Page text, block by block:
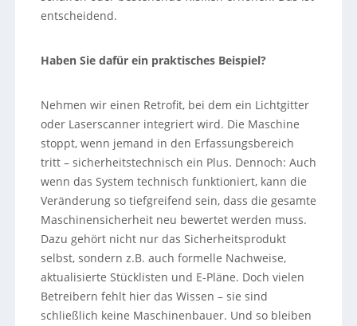
entscheidend.
Haben Sie dafür ein praktisches Beispiel?
Nehmen wir einen Retrofit, bei dem ein Lichtgitter
oder Laserscanner integriert wird. Die Maschine
stoppt, wenn jemand in den Erfassungsbereich
tritt – sicherheitstechnisch ein Plus. Dennoch: Auch
wenn das System technisch funktioniert, kann die
Veränderung so tiefgreifend sein, dass die gesamte
Maschinensicherheit neu bewertet werden muss.
Dazu gehört nicht nur das Sicherheitsprodukt
selbst, sondern z.B. auch formelle Nachweise,
aktualisierte Stücklisten und E-Pläne. Doch vielen
Betreibern fehlt hier das Wissen – sie sind
schließlich keine Maschinenbauer. Und so bleiben